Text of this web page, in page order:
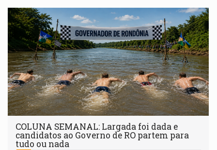
COLUNA SEMANAL: Largada foi dada e
candidatos ao Governo de RO partem para
tudo ou nada